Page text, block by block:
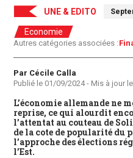
UNE & EDITO
Economie
Autres catégories associées :
Auteur
Par Cécile Calla
Publié le 01/09/2024- Mis à jour le
L’économie allemande ne
reprise, ce qui alourdit
l’attentat au couteau de
de la cote de popularité du
l’approche des élections
l’Est.